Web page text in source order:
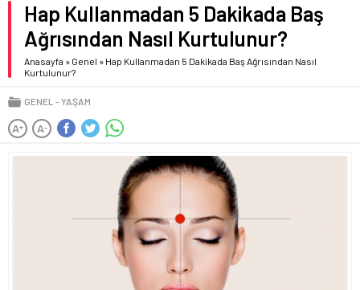
Hap Kullanmadan 5 Dakikada Baş
Ağrısından Nasıl Kurtulunur?
Anasayfa » Genel » Hap Kullanmadan 5 Dakikada Baş Ağrısından Nasıl
Kurtulunur?
GENEL YAŞAM
A+ A-